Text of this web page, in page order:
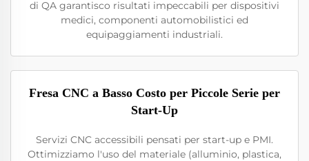
di QA garantisco risultati impeccabili per dispositivi
medici, componenti automobilistici ed
equipaggiamenti industriali.
Fresa CNC a Basso Costo per Piccole Serie per
Start-Up
Servizi CNC accessibili pensati per start-up e PMI.
Ottimizziamo l'uso del materiale (alluminio, plastica,